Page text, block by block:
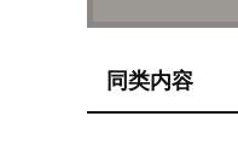
人工智能（机
业行业外部招
同类内容